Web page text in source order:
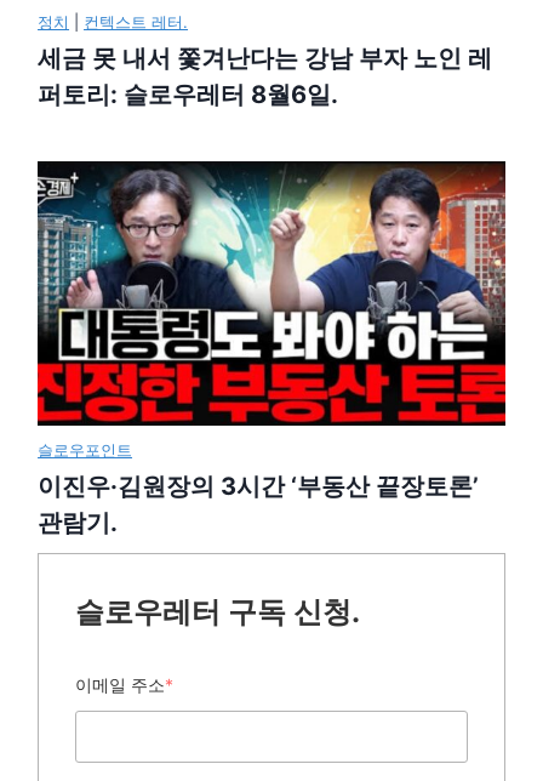
정치 컨텍스트 레터.
세금 못 내서 쫓겨난다는 강남 부자 노인 레
퍼토리: 슬로우레터 8월6일.
슬로우포인트
이진우·김원장의 3시간 ‘부동산 끝장토론’
관람기.
슬로우레터 구독 신청.
이메일 주소*